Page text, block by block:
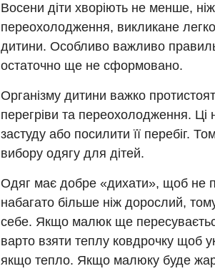
Восени діти хворіють не менше,
переохолодження, викликане
дитини. Особливо важливо
остаточно ще не сформовано.
Організму дитини важко
перегріви та переохолодження.
застуду або посилити її перебіг.
вибору одягу для дітей.
Одяг має добре «дихати», щоб не
набагато більше ніж дорослий,
себе. Якщо малюк ще
варто взяти теплу ковдрочку щоб
якщо тепло. Якщо малюку буде